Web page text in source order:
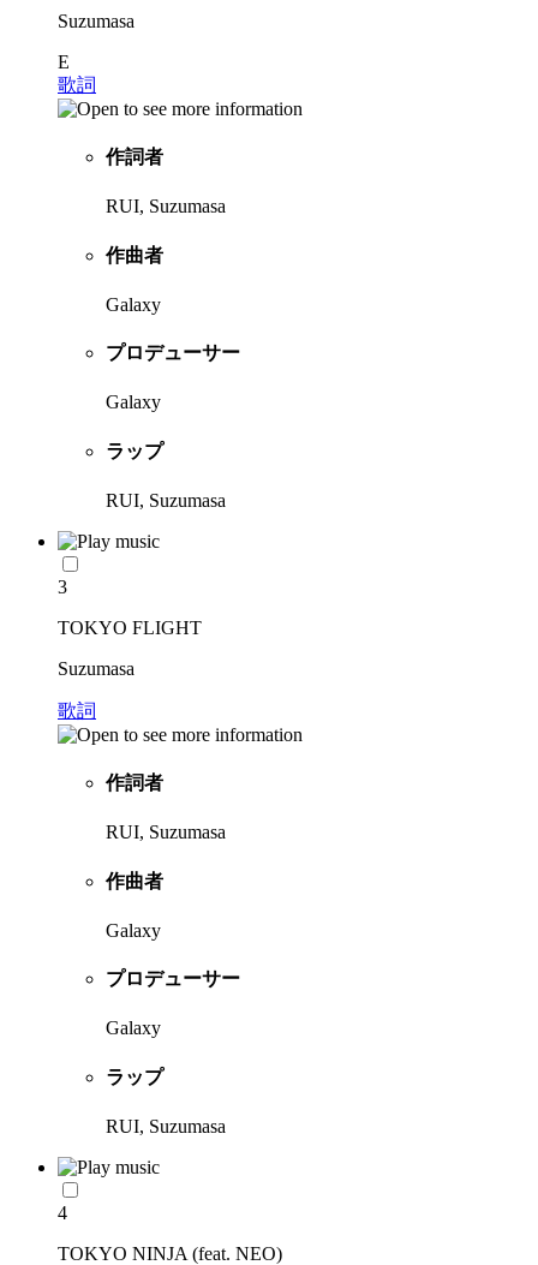
Suzumasa
E
歌詞
作詞者
RUI, Suzumasa
作曲者
Galaxy
プロデューサー
Galaxy
ラップ
RUI, Suzumasa
3
TOKYO FLIGHT
Suzumasa
歌詞
作詞者
RUI, Suzumasa
作曲者
Galaxy
プロデューサー
Galaxy
ラップ
RUI, Suzumasa
4
TOKYO NINJA (feat. NEO)